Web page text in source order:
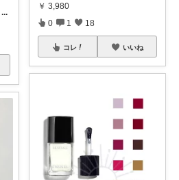
...
￥ 3,980
0 1 18
コレ いいね